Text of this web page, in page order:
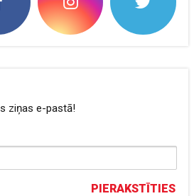
ziņas e-pastā!
PIERAKSTĪTIES